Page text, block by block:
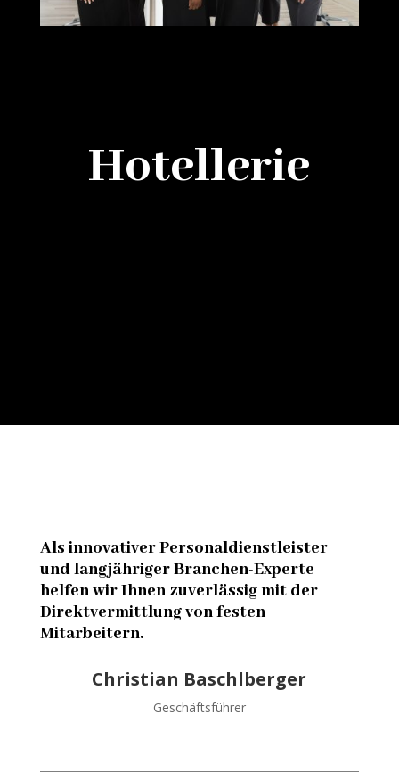
Hotellerie
Als innovativer Personaldienstleister
und langjähriger Branchen-Experte
helfen wir Ihnen zuverlässig mit der
Direktvermittlung von festen
Mitarbeitern.
Christian Baschlberger
Geschäftsführer